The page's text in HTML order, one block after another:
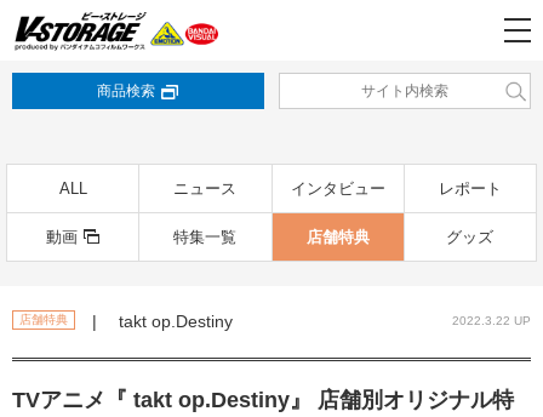
商品検索
ALL ニュース インタビュー レポート
動画 特集一覧 店舗特典 グッズ
店舗特典 | takt op.Destiny 2022.3.22 UP
TVアニメ『 takt op.Destiny』 店舗別オリジナル特